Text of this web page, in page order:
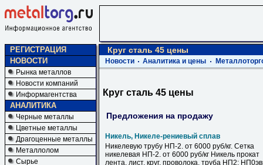
РЕГИСТРАЦИЯ
НОВОСТИ
Рынка металлов
Новости компаний
Информагентства
АНАЛИТИКА
Черные металлы
Цветные металлы
Драгоценные металлы
Металлолом
Сырье
Круг сталь 45 цены
Новости Аналитика и цены
Круг сталь 45 цены
Предложения на продажу
Никель, Никеле-рениевый сплав
Никелевую трубу НП-2. от 6000 руб/кг. Сетка
никелевая НП-2. от 6000 руб/кг Никель прокат
лента, лист, круг, проволока, труба НП2;